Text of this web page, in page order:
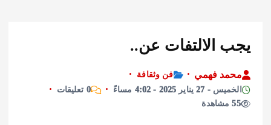
التحرير:مني أمين
الالتفات عن..
فهمي
فن وثقافة
2025 - 4:02 مساءً
0 تعليقات